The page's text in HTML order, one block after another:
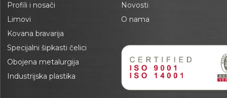
Profili i nosači
Limovi
Kovana bravarija
Specijalni šipkasti čelici
Obojena metalurgija
Industrijska plastika
Novosti
O nama